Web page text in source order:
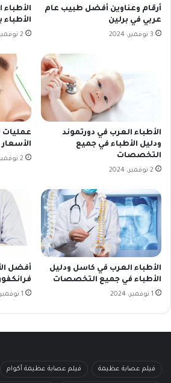
أرقام وعناوين أفضل طبيب عام
عربي في برلين
3 نوفمبر، 2024 2 نوفمبر، 2024
الأطباء العرب في دورتموند
ودليل الأطباء في جميع
التخصصات
2 نوفمبر، 2024
عمليات
الأسعار
2 نوفمبر، 2024
الأطباء العرب في كاسل ودليل
الأطباء في جميع التخصصات
1 نوفمبر، 2024
أفضل
1 نوفمبر، 2024
فيلم عصابة عظيمة فيلم عصابة عظيمة أكوام